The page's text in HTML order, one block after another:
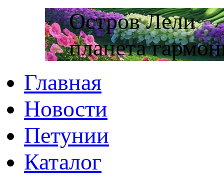
Остров Лели
планета
Главная
Новости
Петунии
Каталог